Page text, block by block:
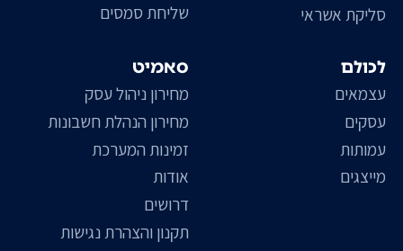
סאמיט
מחירון ניהול עסק
מחירון הנהלת חשבונות
זמינות המערכת
אודות
דרושים
תקנון והצהרת נגישות
שליחת סמסים
סליקת אשראי
לכולם
עצמאים
עסקים
עמותות
מייצגים